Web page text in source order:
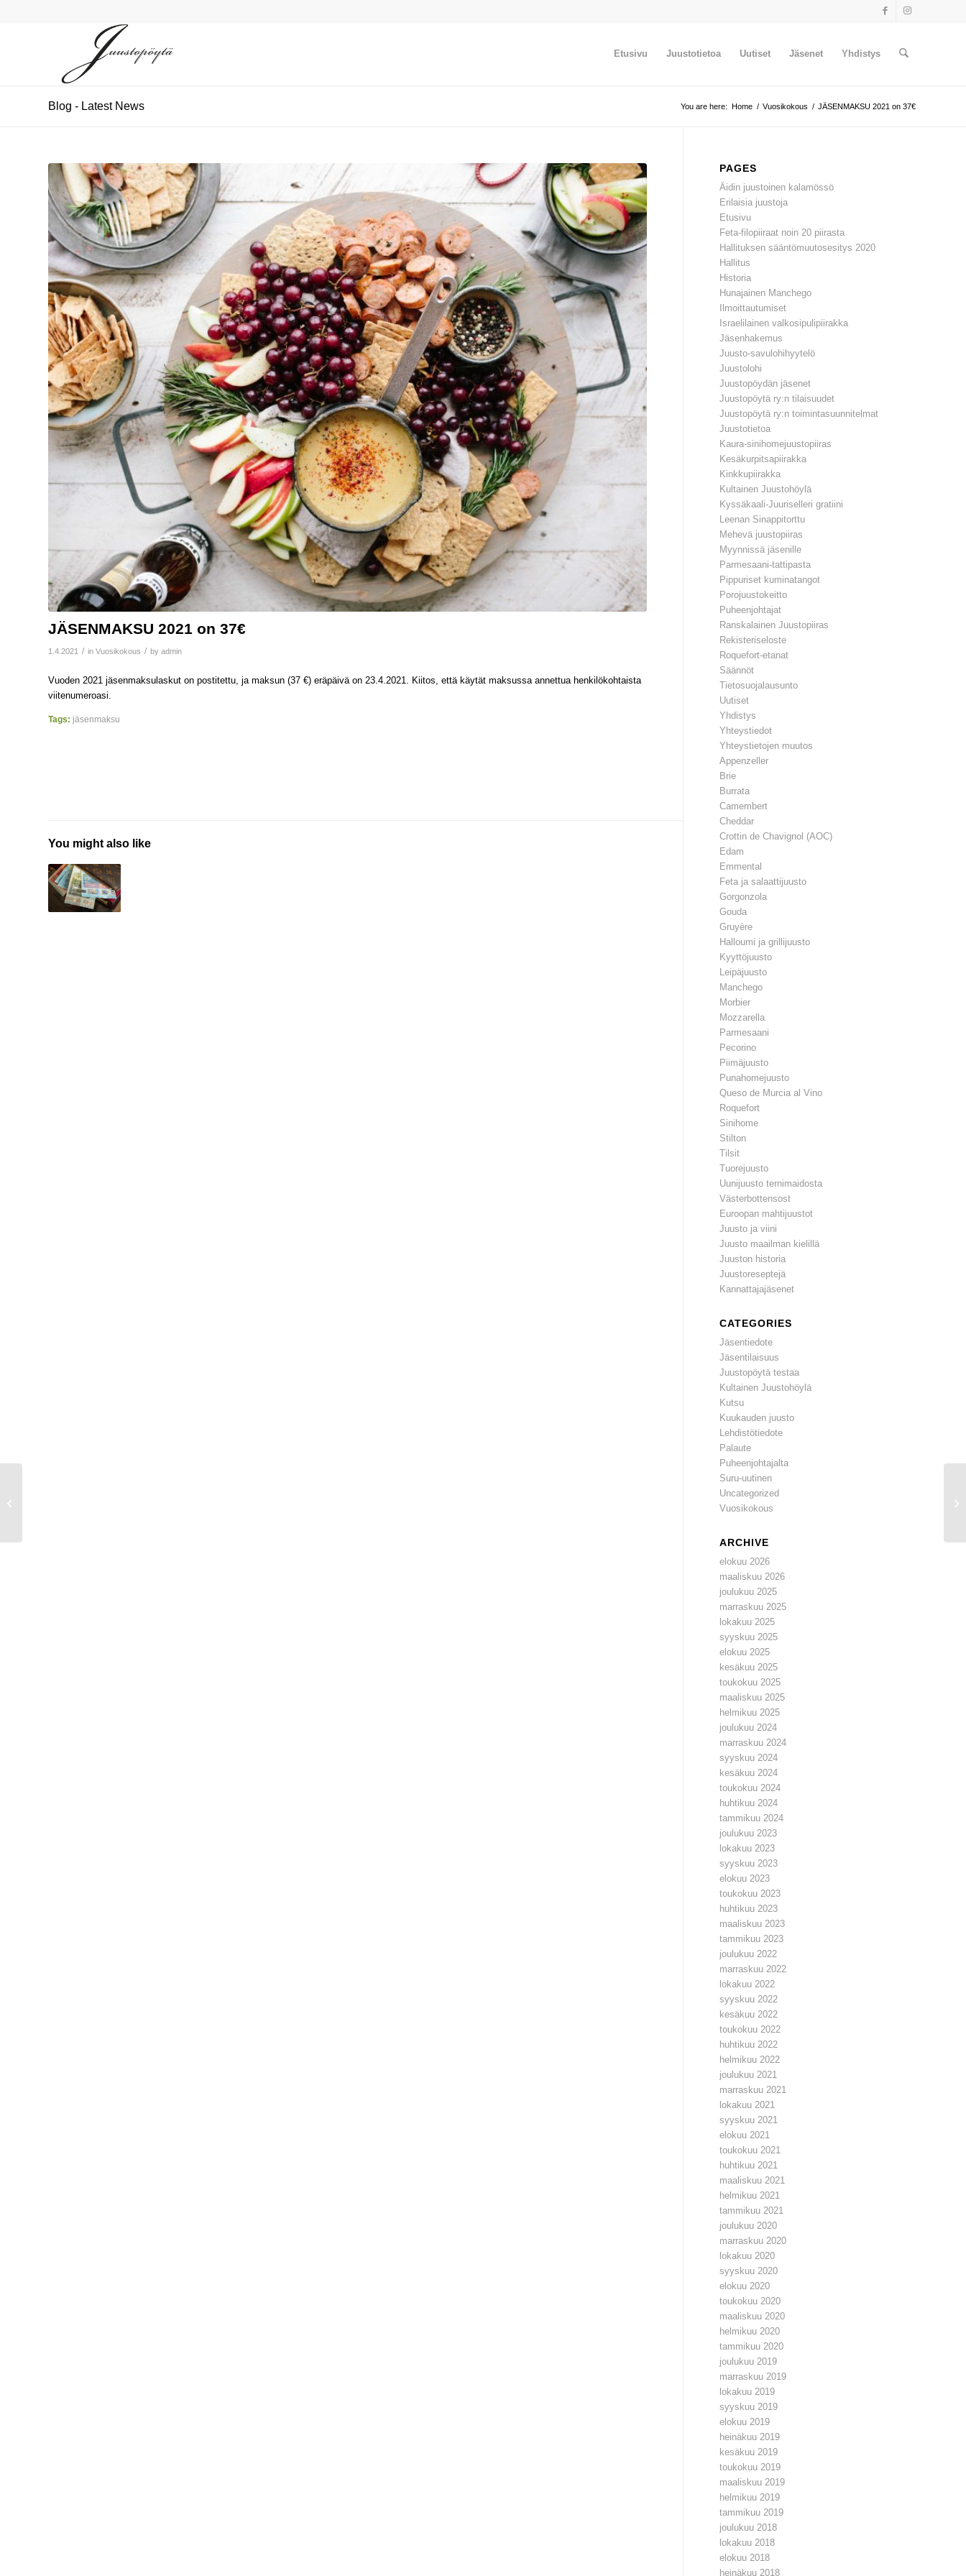
Etusivu Juustotietoa Uutiset Jäsenet Yhdistys
Blog - Latest News You are here: Home / Vuosikokous / JÄSENMAKSU 2021 on 37€
JÄSENMAKSU 2021 on 37€
1.4.2021 / in Vuosikokous / by admin
Vuoden 2021 jäsenmaksulaskut on postitettu, ja maksun (37 €) eräpäivä on 23.4.2021. Kiitos, että käytät maksussa annettua henkilökohtaista
viitenumeroasi.
Tags: jäsenmaksu
You might also like
PAGES
Äidin juustoinen kalamössö
Erilaisia juustoja
Etusivu
Feta-filopiiraat noin 20 piirasta
Hallituksen sääntömuutosesitys 2020
Hallitus
Historia
Hunajainen Manchego
Ilmoittautumiset
Israelilainen valkosipulipiirakka
Jäsenhakemus
Juusto-savulohihyytelö
Juustolohi
Juustopöydän jäsenet
Juustopöytä ry:n tilaisuudet
Juustopöytä ry:n toimintasuunnitelmat
Juustotietoa
Kaura-sinihomejuustopiiras
Kesäkurpitsapiirakka
Kinkkupiirakka
Kultainen Juustohöylä
Kyssäkaali-Juuriselleri gratiini
Leenan Sinappitorttu
Mehevä juustopiiras
Myynnissä jäsenille
Parmesaani-tattipasta
Pippuriset kuminatangot
Porojuustokeitto
Puheenjohtajat
Ranskalainen Juustopiiras
Rekisteriseloste
Roquefort-etanat
Säännöt
Tietosuojalausunto
Uutiset
Yhdistys
Yhteystiedot
Yhteystietojen muutos
Appenzeller
Brie
Burrata
Camembert
Cheddar
Crottin de Chavignol (AOC)
Edam
Emmental
Feta ja salaattijuusto
Gorgonzola
Gouda
Gruyère
Halloumi ja grillijuusto
Kyyttöjuusto
Leipäjuusto
Manchego
Morbier
Mozzarella
Parmesaani
Pecorino
Piimäjuusto
Punahomejuusto
Queso de Murcia al Vino
Roquefort
Sinihome
Stilton
Tilsit
Tuorejuusto
Uunijuusto ternimaidosta
Västerbottensost
Euroopan mahtijuustot
Juusto ja viini
Juusto maailman kielillä
Juuston historia
Juustoreseptejä
Kannattajajäsenet
CATEGORIES
Jäsentiedote
Jäsentilaisuus
Juustopöytä testaa
Kultainen Juustohöylä
Kutsu
Kuukauden juusto
Lehdistötiedote
Palaute
Puheenjohtajalta
Suru-uutinen
Uncategorized
Vuosikokous
ARCHIVE
elokuu 2026
maaliskuu 2026
joulukuu 2025
marraskuu 2025
lokakuu 2025
syyskuu 2025
elokuu 2025
kesäkuu 2025
toukokuu 2025
maaliskuu 2025
helmikuu 2025
joulukuu 2024
marraskuu 2024
syyskuu 2024
kesäkuu 2024
toukokuu 2024
huhtikuu 2024
tammikuu 2024
joulukuu 2023
lokakuu 2023
syyskuu 2023
elokuu 2023
toukokuu 2023
huhtikuu 2023
maaliskuu 2023
tammikuu 2023
joulukuu 2022
marraskuu 2022
lokakuu 2022
syyskuu 2022
kesäkuu 2022
toukokuu 2022
huhtikuu 2022
helmikuu 2022
joulukuu 2021
marraskuu 2021
lokakuu 2021
syyskuu 2021
elokuu 2021
toukokuu 2021
huhtikuu 2021
maaliskuu 2021
helmikuu 2021
tammikuu 2021
joulukuu 2020
marraskuu 2020
lokakuu 2020
syyskuu 2020
elokuu 2020
toukokuu 2020
maaliskuu 2020
helmikuu 2020
tammikuu 2020
joulukuu 2019
marraskuu 2019
lokakuu 2019
syyskuu 2019
elokuu 2019
heinäkuu 2019
kesäkuu 2019
toukokuu 2019
maaliskuu 2019
helmikuu 2019
tammikuu 2019
joulukuu 2018
lokakuu 2018
elokuu 2018
heinäkuu 2018